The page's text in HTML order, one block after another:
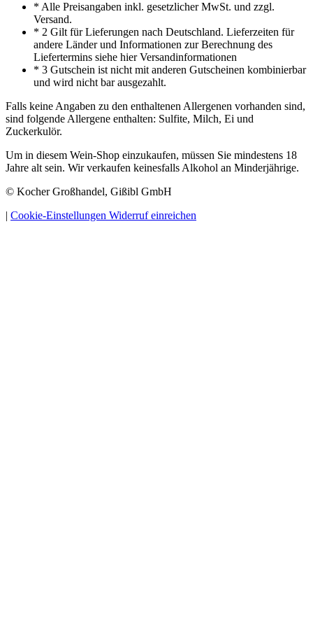
* Alle Preisangaben inkl. gesetzlicher MwSt. und zzgl.
Versand.
* 2 Gilt für Lieferungen nach Deutschland. Lieferzeiten für
andere Länder und Informationen zur Berechnung des
Liefertermins siehe hier Versandinformationen
* 3 Gutschein ist nicht mit anderen Gutscheinen kombinierbar
und wird nicht bar ausgezahlt.
Falls keine Angaben zu den enthaltenen Allergenen vorhanden sind,
sind folgende Allergene enthalten: Sulfite, Milch, Ei und
Zuckerkulör.
Um in diesem Wein-Shop einzukaufen, müssen Sie mindestens 18
Jahre alt sein. Wir verkaufen keinesfalls Alkohol an Minderjährige.
© Kocher Großhandel, Gißibl GmbH
| Cookie-Einstellungen Widerruf einreichen